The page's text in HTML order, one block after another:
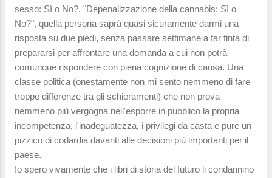
sesso: Sì o No?, "Depenalizzazione della cannabis: Sì o
No?", quella persona saprà quasi sicuramente darmi una
risposta su due piedi, senza passare settimane a far finta di
prepararsi per affrontare una domanda a cui non potrà
comunque rispondere con piena cognizione di causa. Una
classe politica (onestamente non mi sento nemmeno di fare
troppe differenze tra gli schieramenti) che non prova
nemmeno più vergogna nell'esporre in pubblico la propria
incompetenza, l'inadeguatezza, i privilegi da casta e pure un
pizzico di codardia davanti alle decisioni più importanti per il
paese.
Io spero vivamente che i libri di storia del futuro li condannino